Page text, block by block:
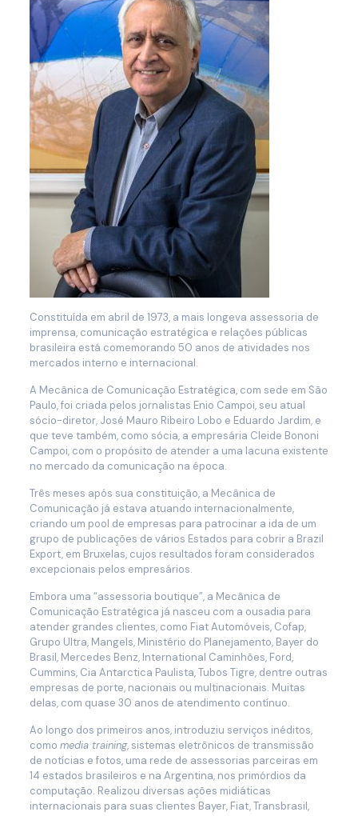
Constituída em abril de 1973, a mais longeva assessoria de
imprensa, comunicação estratégica e relações públicas
brasileira está comemorando 50 anos de atividades nos
mercados interno e internacional.
A Mecânica de Comunicação Estratégica, com sede em São
Paulo, foi criada pelos jornalistas Enio Campoi, seu atual
sócio-diretor, José Mauro Ribeiro Lobo e Eduardo Jardim, e
que teve também, como sócia, a empresária Cleide Bononi
Campoi, com o propósito de atender a uma lacuna existente
no mercado da comunicação na época.
Três meses após sua constituição, a Mecânica de
Comunicação já estava atuando internacionalmente,
criando um pool de empresas para patrocinar a ida de um
grupo de publicações de vários Estados para cobrir a Brazil
Export, em Bruxelas, cujos resultados foram considerados
excepcionais pelos empresários.
Embora uma “assessoria boutique”, a Mecânica de
Comunicação Estratégica já nasceu com a ousadia para
atender grandes clientes, como Fiat Automóveis, Cofap,
Grupo Ultra, Mangels, Ministério do Planejamento, Bayer do
Brasil, Mercedes Benz, International Caminhões, Ford,
Cummins, Cia Antarctica Paulista, Tubos Tigre, dentre outras
empresas de porte, nacionais ou multinacionais. Muitas
delas, com quase 30 anos de atendimento contínuo.
Ao longo dos primeiros anos, introduziu serviços inéditos,
como media training, sistemas eletrônicos de transmissão
de notícias e fotos, uma rede de assessorias parceiras em
14 estados brasileiros e na Argentina, nos primórdios da
computação. Realizou diversas ações midiáticas
internacionais para suas clientes Bayer, Fiat, Transbrasil,